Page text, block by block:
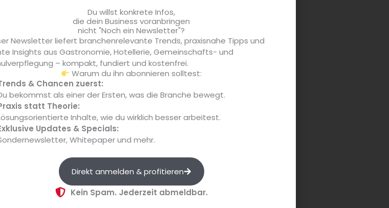
„Schließlich hält die E-Rechnung auch viele Vorteile bereit und
geht eshier.
info
Mehrwertsteuertipps
Webinar unter der Leitung von Erich Nagl und Florian Langenstraß
mit der steigenden Mehrwertsteuer gaben. Mehr dazu
Du willst konkrete Infos,
die dein Business voranbringen
nicht "Noch ein Newsletter"?
Newsletter liefert branchenrelevante Trends, praxisnahe Tipps und
Insights aus Gastronomie, Hotellerie, Gemeinschafts- und
– kompakt, fundiert und kostenfrei.
Warum du ihn abonnieren solltest:
& Chancen zuerst:
bekommst als einer der Ersten, was die Branche bewegt.
statt Theorie:
Inhalte, wie du wirklich besser arbeitest.
Updates & Specials:
Whitepaper und mehr.
Direkt anmelden & profitieren
Kein Spam. Jederzeit abmeldbar.